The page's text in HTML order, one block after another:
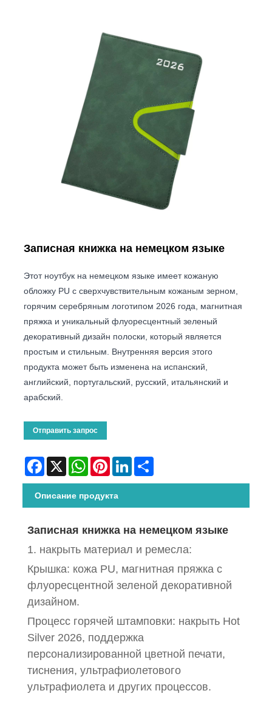
Записная книжка на немецком языке
Этот ноутбук на немецком языке имеет кожаную
обложку PU с сверхчувствительным кожаным зерном,
горячим серебряным логотипом 2026 года, магнитная
пряжка и уникальный флуоресцентный зеленый
декоративный дизайн полоски, который является
простым и стильным. Внутренняя версия этого
продукта может быть изменена на испанский,
английский, португальский, русский, итальянский и
арабский.
Отправить запрос
Facebook
X WhatsAppPinterestLinkedIn
Описание продукта
Записная книжка на немецком языке
1. накрыть материал и ремесла:
Крышка: кожа PU, магнитная пряжка с
флуоресцентной зеленой декоративной
дизайном.
Процесс горячей штамповки: накрыть Hot
Silver 2026, поддержка
персонализированной цветной печати,
тиснения, ультрафиолетового
ультрафиолета и других процессов.